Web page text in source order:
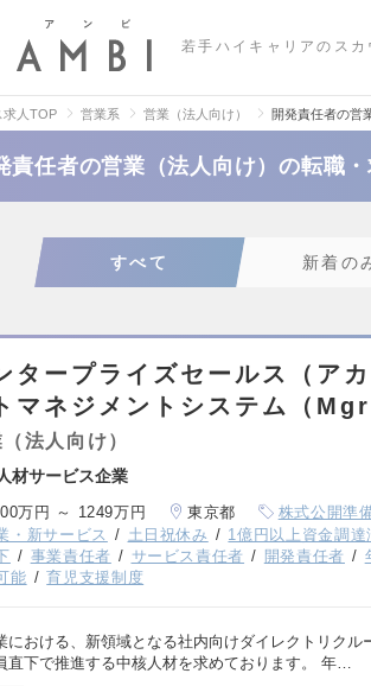
若手ハイキャリアのスカ
求人TOP 営業系 営業（法人向け） 開発責任者の営
責任者の営業（法人向け）の転職
すべて 新着の
タープライズセールス（ア
マネジメントシステム（Mgr
法人向け）
材サービス企業
万円 ～ 1249万円 東京都 株式公開準
・新サービス
土日祝休み 1億円以上資金調達
事業責任者 サービス責任者 開発責任者
能
育児支援制度
における、新領域となる社内向けダイレクトリクル
直下で推進する中核人材を求めております。 年…